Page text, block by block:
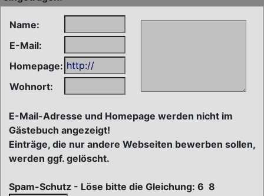
Name:
E-Mail:
Homepage:
Wohnort:
E-Mail-Adresse und Homepage werden nicht im
Gästebuch angezeigt!
Einträge, die nur andere Webseiten bewerben sollen,
werden ggf. gelöscht.
Spam-Schutz - Löse bitte die Gleichung: 6 8